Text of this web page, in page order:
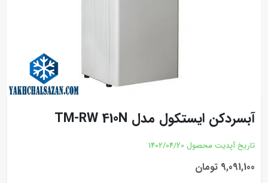
آبسردکن ایستکول مدل TM-RW 410N
تاریخ آپدیت محصول 1402/04/20
9,091,100 تومان